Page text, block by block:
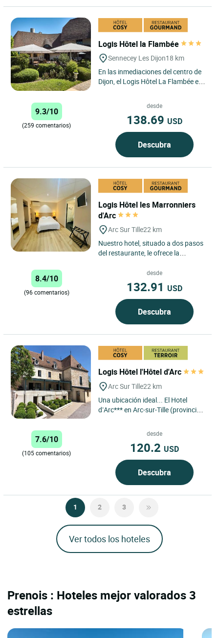
Logis Hôtel la Flambée
Sennecey Les Dijon18 km
En las inmediaciones del centro de
Dijon, el Logis Hôtel La Flambée en
9.3/10
(259 comentarios)
desde
138.69 USD
Descubra
Logis Hôtel les Marronniers
d'Arc
Arc Sur Tille22 km
Nuestro hotel, situado a dos pasos
del restaurante, le ofrece la
personalizadas con todo...
8.4/10
(96 comentarios)
desde
132.91 USD
Descubra
Logis Hôtel l'Hôtel d'Arc
Arc Sur Tille22 km
Una ubicación ideal... El Hotel
d’Arc*** en Arc-sur-Tille (provincia
7.6/10
(105 comentarios)
desde
120.2 USD
Descubra
1 2 3
Ver todos los hoteles
Prenois : Hoteles mejor valorados 3
estrellas